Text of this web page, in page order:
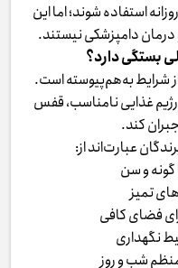
استفاده شوند؛ اما این
دامپزشکی نیستند.
بستگی دارد؟
شرایط به‌هم‌پیوسته است.
غذایی نامناسب، قفس
کند.
عبارت‌اند از:
گونه و سن
تمیز
فضای کافی
نگهداری
شب و روز